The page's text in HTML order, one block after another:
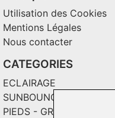
Utilisation des Cookies
Mentions Légales
Nous contacter
CATEGORIES
ECLAIRAGE
SUNBOUNCE
PIEDS - GRIPS - TOILES